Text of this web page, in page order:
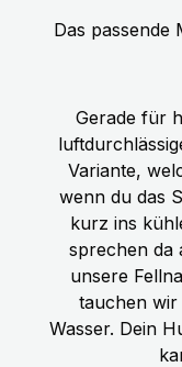
Das passende
Gerade für
Variante,
wenn du das
kurz ins
sprechen da
unsere
tauchen
Wasser. Dein